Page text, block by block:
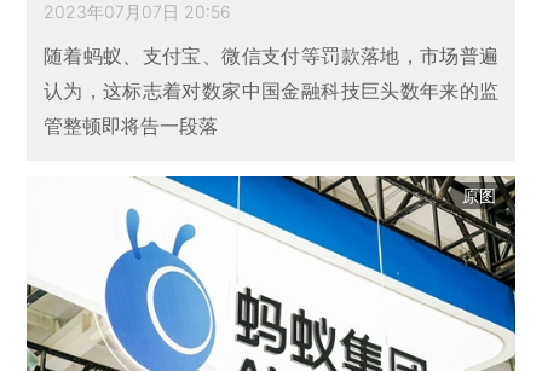
2023年07月07日 20:56
随着蚂蚁、支付宝、微信支付等罚款落地，市场普遍
认为，这标志着对数家中国金融科技巨头数年来的监
管整顿即将告一段落
原图